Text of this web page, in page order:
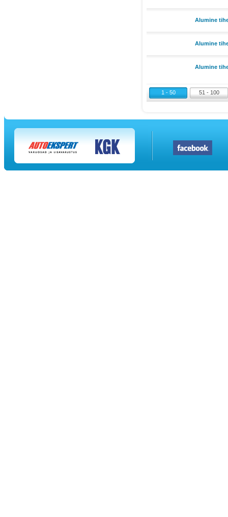
Alumine
Alumine
Alumine
1 - 50 51 - 100